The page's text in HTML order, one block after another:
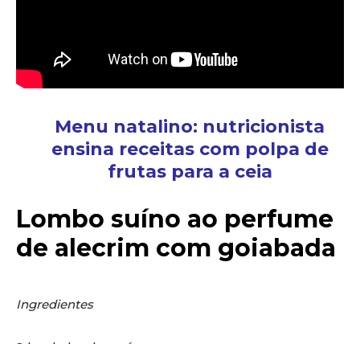
Menu natalino: nutricionista
ensina receitas com polpa de
frutas para a ceia
Lombo suíno ao perfume
de alecrim com goiabada
Ingredientes